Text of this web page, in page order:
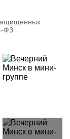
ФЗ